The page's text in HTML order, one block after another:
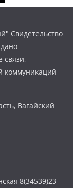
Свидетельство
связи,
коммуникаций
Вагайский
8(34539)23-